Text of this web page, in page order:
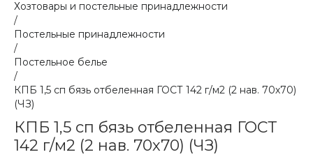
Хозтовары и постельные принадлежности
/
Постельные принадлежности
/
Постельное белье
/
КПБ 1,5 сп бязь отбеленная ГОСТ 142 г/м2 (2 нав. 70х70)
(ЧЗ)
КПБ 1,5 сп бязь отбеленная ГОСТ
142 г/м2 (2 нав. 70х70) (ЧЗ)